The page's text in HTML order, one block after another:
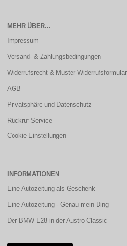
MEHR ÜBER...
Impressum
Versand- & Zahlungsbedingungen
Widerrufsrecht & Muster-Widerrufsformular
AGB
Privatsphäre und Datenschutz
Rückruf-Service
Cookie Einstellungen
INFORMATIONEN
Eine Autozeitung als Geschenk
Eine Autozeitung - Genau mein Ding
Der BMW E28 in der Austro Classic